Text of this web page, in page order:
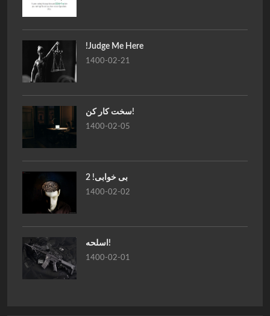
!Judge Me Here
1400-02-21
سخت کار کن!
1400-02-05
بی خوابی! 2
1400-02-02
اسلحه!
1400-02-01